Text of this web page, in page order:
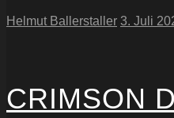
Helmut Ballerstaller 3. Juli
CRIMSON